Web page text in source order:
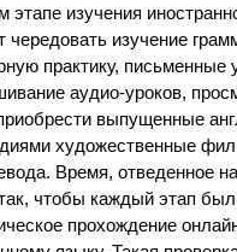
этапе изучения
чередовать изучение
практику, письменные
аудио-уроков,
выпущенные
художественные
Время, отведенное
чтобы каждый этап
прохождение